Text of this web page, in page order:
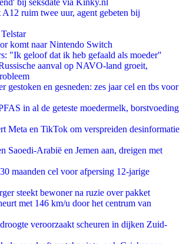
bij seksdate via Kinky.nl
ruim twee uur, agent gebeten bij
komt naar Nintendo Switch
"Ik geloof dat ik heb gefaald als moeder"
aanval op NAVO-land groeit,
gestoken en gesneden: zes jaar cel en tbs voor
in al de geteste moedermelk, borstvoeding
Meta en TikTok om verspreiden desinformatie
Saoedi-Arabië en Jemen aan, dreigen met
maanden cel voor afpersing 12-jarige
steekt bewoner na ruzie over pakket
met 146 km/u door het centrum van
veroorzaakt scheuren in dijken Zuid-